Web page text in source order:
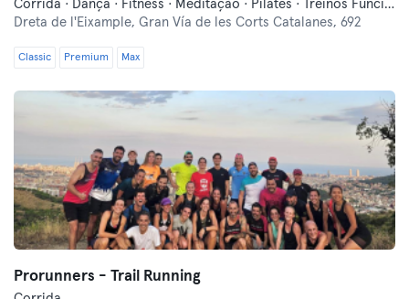
Corrida · Dança · Fitness · Meditação · Pilates · Treinos Funcionais · Yoga
Dreta de l'Eixample, Gran Vía de les Corts Catalanes, 692
Classic Premium Max
Prorunners - Trail Running